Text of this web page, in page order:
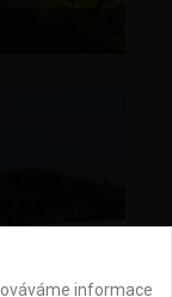
informace